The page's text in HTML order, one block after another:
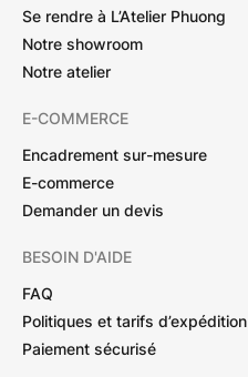
Se rendre à L’Atelier Phuong
Notre showroom
Notre atelier
E-COMMERCE
Encadrement sur-mesure
E-commerce
Demander un devis
BESOIN D'AIDE
FAQ
Politiques et tarifs d’expédition
Paiement sécurisé